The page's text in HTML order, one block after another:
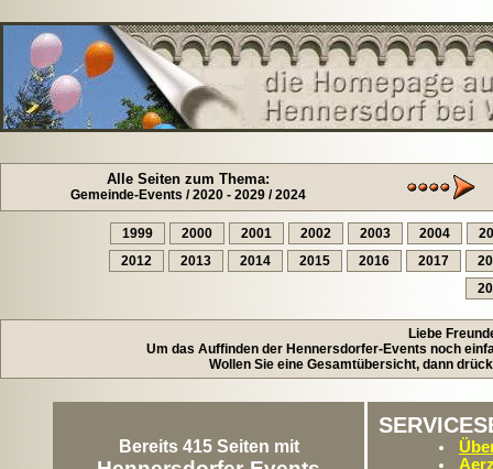
Alle Seiten zum Thema:
Gemeinde-Events / 2020 - 2029 / 2024
1999 2000 2001 2002 2003 2004
2012
2013 2014 2015 2016 2017
Liebe
Um das Auffinden der Hennersdorfer-Events noch
Wollen Sie eine Gesamtübersicht, dann
Bereits 415 Seiten mit